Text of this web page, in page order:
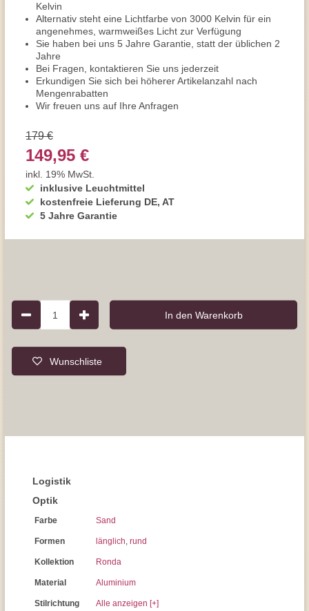
Kelvin
Alternativ steht eine Lichtfarbe von 3000 Kelvin für ein
angenehmes, warmweißes Licht zur Verfügung
Sie haben bei uns 5 Jahre Garantie, statt der üblichen 2
Jahre
Bei Fragen, kontaktieren Sie uns jederzeit
Erkundigen Sie sich bei höherer Artikelanzahl nach
Mengenrabatten
Wir freuen uns auf Ihre Anfragen
inklusive Leuchtmittel
kostenfreie Lieferung DE, AT
5 Jahre Garantie
179 €
149,95 €
inkl. 19% MwSt.
1 In den Warenkorb
Wunschliste
Logistik
Optik
Farbe Sand
Formen länglich, rund
Kollektion Ronda
Material Aluminium
Stilrichtung Alle anzeigen [+]